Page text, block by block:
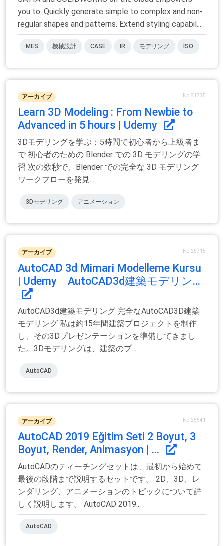
you to: Quickly generate simple to complex and non-
regular shapes and patterns. Extend styling capabil...
MES 機械設計 CASE IR モデリング ISO
アーカイブ No.81735
Learn 3D Modeling : From Newbie to
Advanced in 5 hours | Udemy
3Dモデリングを学ぶ：5時間で初心者から上級者ま
で 初心者のための Blender での 3D モデリングの学
習 次の数秒で、Blender での完全な 3D モデリング
ワークフローを発見...
3Dモデリング アニメーション
アーカイブ No.25715
AutoCAD 3d Mimari Modelleme Kursu
| Udemy AutoCAD3d建築モデリン...
AutoCAD3d建築モデリング 完全なAutoCAD3D建築
モデリング 私は約15年間建築プロジェクトを制作
し、その3Dプレゼンテーションを準備してきまし
た。3Dモデリングは、建築のプ...
AutoCAD
アーカイブ No.25541
AutoCAD 2019 Eğitim Seti 2 Boyut, 3
Boyut, Render, Animasyon | ...
AutoCADのティーチングセットは、最初から始めて
最後の段階まで説明するセットです。 2D、3D、レ
ンダリング、アニメーションのトピックについて詳
しく説明します。 AutoCAD 2019...
AutoCAD